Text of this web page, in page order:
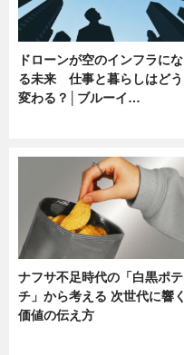
ドローンが空のインフラにな
る未来 仕事と暮らしはどう
変わる？│ブルーイ…
ナフサ不足時代の「白黒ポテ
チ」から考える 次世代に響く
価値の伝え方